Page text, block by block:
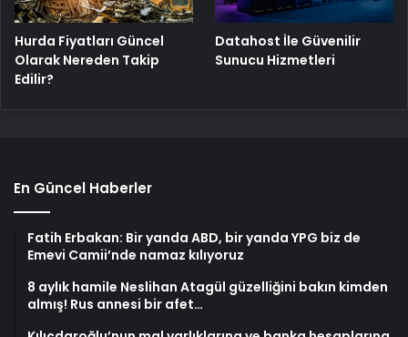
Hurda Fiyatları Güncel
Olarak Nereden Takip
Edilir?
Datahost İle Güvenilir
Sunucu Hizmetleri
En Güncel Haberler
Fatih Erbakan: Bir yanda ABD, bir yanda YPG biz de
Emevi Camii’nde namaz kılıyoruz
8 aylık hamile Neslihan Atagül güzelliğini bakın kimden
almış! Rus annesi bir afet…